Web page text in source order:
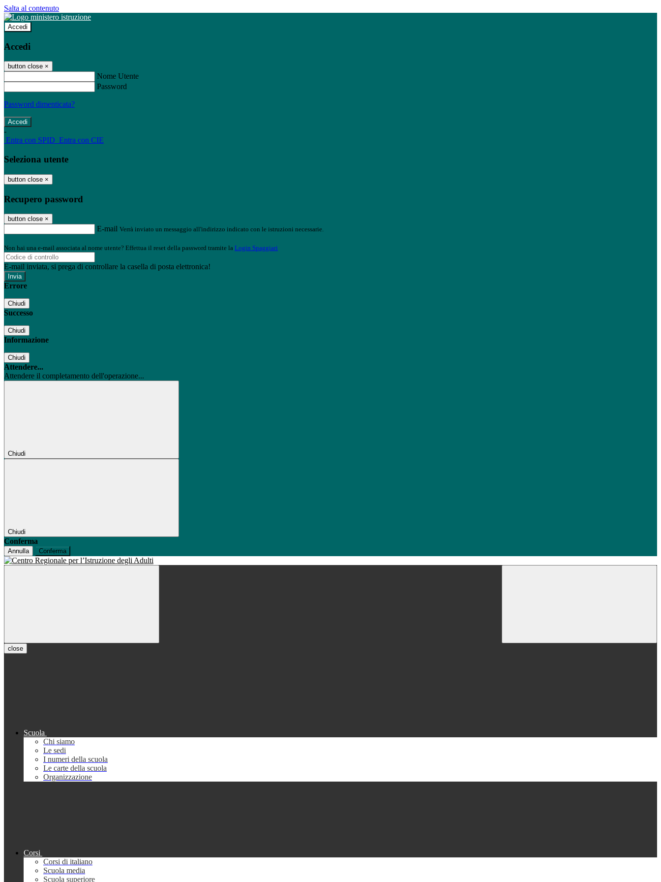
Salta al contenuto
Accedi
Accedi
button close ×
Nome Utente
Password
Password dimenticata?
-
Entra con SPID Entra con CIE
Seleziona utente
button close ×
Recupero password
button close ×
E-mail Verrà inviato un messaggio all'indirizzo indicato con le istruzioni necessarie.
Non hai una e-mail associata al nome utente? Effettua il reset della password tramite la Login Spaggiari
E-mail inviata, si prega di controllare la casella di posta elettronica!
Errore
Chiudi
Successo
Chiudi
Informazione
Chiudi
Attendere...
Attendere il completamento dell'operazione...
Chiudi
Chiudi
Conferma
Annulla Conferma
close
Scuola
Chi siamo
Le sedi
I numeri della scuola
Le carte della scuola
Organizzazione
Corsi
Corsi di italiano
Scuola media
Scuola superiore